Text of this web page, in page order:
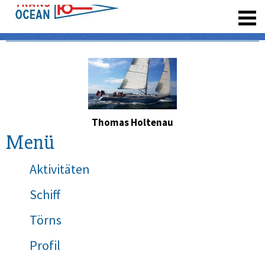
Thomas Holtenau
Menü
Aktivitäten
Schiff
Törns
Profil